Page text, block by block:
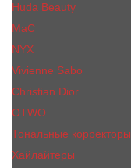
Huda Beauty
МаС
NYX
Vivienne Sabo
Сhristiаn Diоr
OTWO
Тональные корректоры
Хайлайтеры